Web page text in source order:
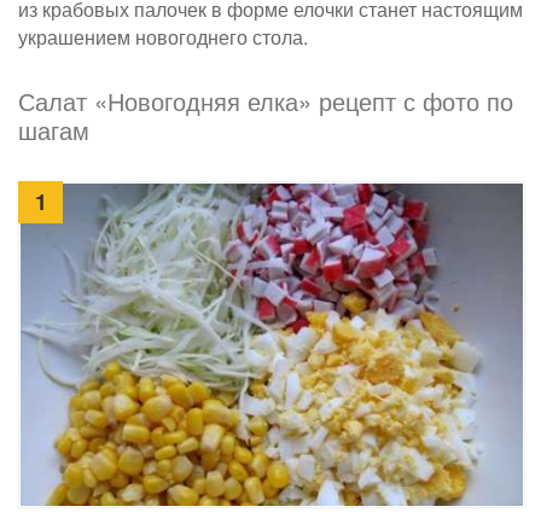
из крабовых палочек в форме елочки станет настоящим
украшением новогоднего стола.
Салат «Новогодняя елка» рецепт с фото по
шагам
1